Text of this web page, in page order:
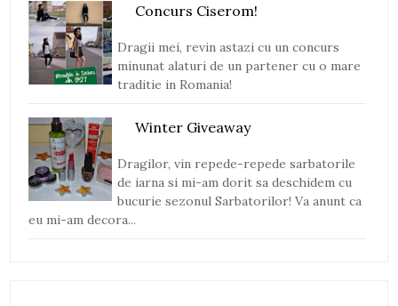
Concurs Ciserom!
Dragii mei, revin astazi cu un concurs
minunat alaturi de un partener cu o mare
traditie in Romania!
Winter Giveaway
Dragilor, vin repede-repede sarbatorile
de iarna si mi-am dorit sa deschidem cu
bucurie sezonul Sarbatorilor! Va anunt ca
eu mi-am decora...